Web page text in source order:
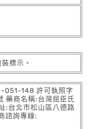
標示。
051-148 許可執照字
藥商名稱:台灣屈臣氏
:台北市松山區八德路
諮詢專線: